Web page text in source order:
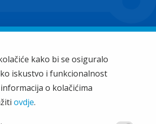
kako bi se osiguralo
iskustvo i funkcionalnost
o kolačićima
ovdje.